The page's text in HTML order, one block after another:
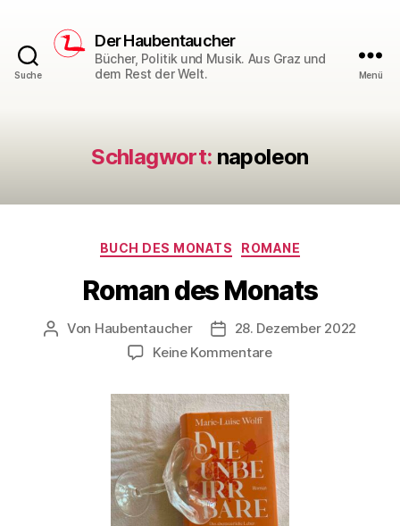
Suche
Der Haubentaucher
Bücher, Politik und Musik. Aus Graz und
dem Rest der Welt.
Menü
Schlagwort: napoleon
Kategorien
BUCH DES MONATS ROMANE
Roman des Monats
Beitragsautor
Von Haubentaucher Veröffentlichungsdatum
28. Dezember 2022
Keine Kommentarezu
des
Monats